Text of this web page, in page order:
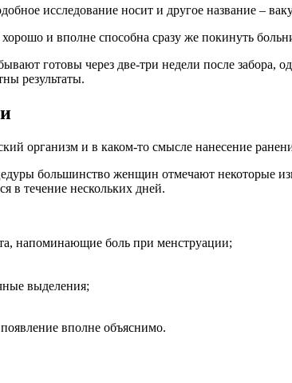
исследование носит и другое название –
и вполне способна сразу же покинуть
готовы через две-три недели после
результаты.
организм и в каком-то смысле нанесение
большинство женщин отмечают некоторые
в течение нескольких дней.
напоминающие боль при менструации;
выделения;
вполне объяснимо.